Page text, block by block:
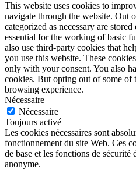
This website uses cookies to
navigate through the website. Out
categorized as necessary are
essential for the working of basic
also use third-party cookies that
you use this website. These
only with your consent. You also
cookies. But opting out of some of
browsing experience.
Nécessaire
Nécessaire
Toujours activé
Les cookies nécessaires sont
fonctionnement du site Web. Ces
de base et les fonctions de sécurité
anonyme.